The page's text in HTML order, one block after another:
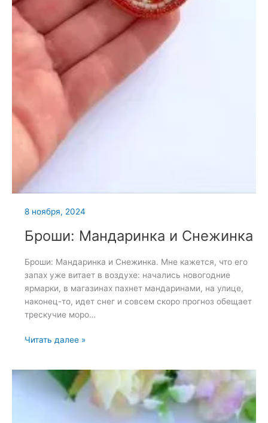
8 ноября, 2024
Броши: Мандаринка и Снежинка
Броши: Мандаринка и Снежинка. Мне кажется, что его
запах уже витает в воздухе: начались новогодние
ярмарки, в магазинах пахнет мандаринами, на улице,
наконец-то, идет снег и совсем скоро прогноз обещает
трескучие моро…
Броши:
Снежинка
Читать далее »